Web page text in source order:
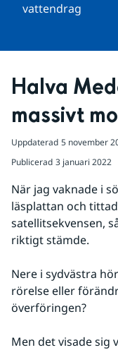
vattendrag
Halva
massivt
Uppdaterad 5 november
Publicerad 3 januari 2022
När jag vaknade i
läsplattan och
satellitsekvensen,
riktigt stämde.
Nere i sydvästra
rörelse eller
överföringen?
Men det visade sig